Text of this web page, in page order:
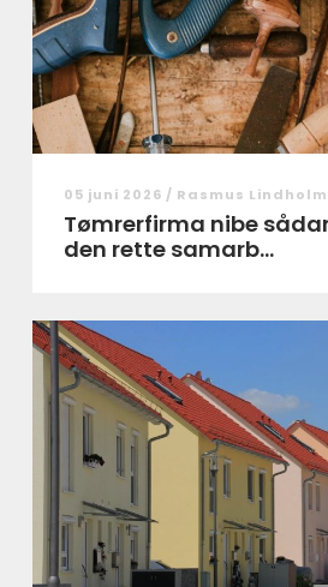
05 juni 2026 / Rasmus Lindholm
Tømrerfirma nibe sådan vælger du
den rette samarb...